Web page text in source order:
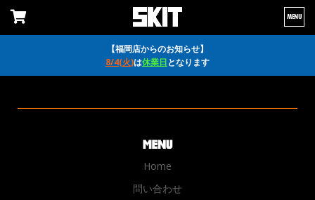
【福岡店からのお知らせ】
8/4(火)は休業日となります
MENU
Home
問い合わせ